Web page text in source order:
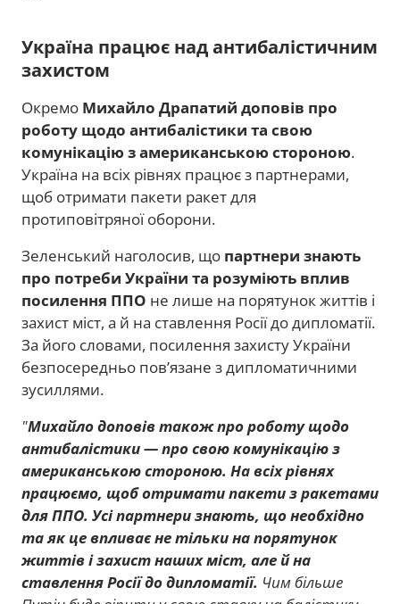
Україна працює над антибалістичним
захистом
Окремо Михайло Драпатий доповів про
роботу щодо антибалістики та свою
комунікацію з американською стороною.
Україна на всіх рівнях працює з партнерами,
щоб отримати пакети ракет для
протиповітряної оборони.
Зеленський наголосив, що партнери знають
про потреби України та розуміють вплив
посилення ППО не лише на порятунок життів і
захист міст, а й на ставлення Росії до дипломатії.
За його словами, посилення захисту України
безпосередньо пов’язане з дипломатичними
зусиллями.
"Михайло доповів також про роботу щодо
антибалістики — про свою комунікацію з
американською стороною. На всіх рівнях
працюємо, щоб отримати пакети з ракетами
для ППО. Усі партнери знають, що необхідно
та як це впливає не тільки на порятунок
життів і захист наших міст, але й на
ставлення Росії до дипломатії. Чим більше